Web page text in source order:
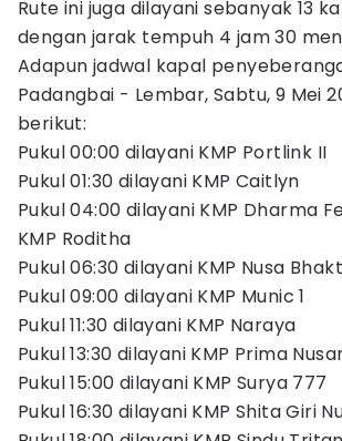
Rute ini juga dilayani sebanyak 13
dengan jarak tempuh 4 jam 30
Adapun jadwal kapal
Padangbai - Lembar, Sabtu, 9 Mei
berikut:
Pukul 00:00 dilayani KMP Portlink II
Pukul 01:30 dilayani KMP Caitlyn
Pukul 04:00 dilayani KMP Dharma
KMP Roditha
Pukul 06:30 dilayani KMP Nusa
Pukul 09:00 dilayani KMP Munic 1
Pukul 11:30 dilayani KMP Naraya
Pukul 13:30 dilayani KMP Prima
Pukul 15:00 dilayani KMP Surya 777
Pukul 16:30 dilayani KMP Shita Giri